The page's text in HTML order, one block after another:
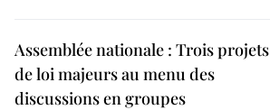
Assemblée nationale : Trois projets
de loi majeurs au menu des
discussions en groupes